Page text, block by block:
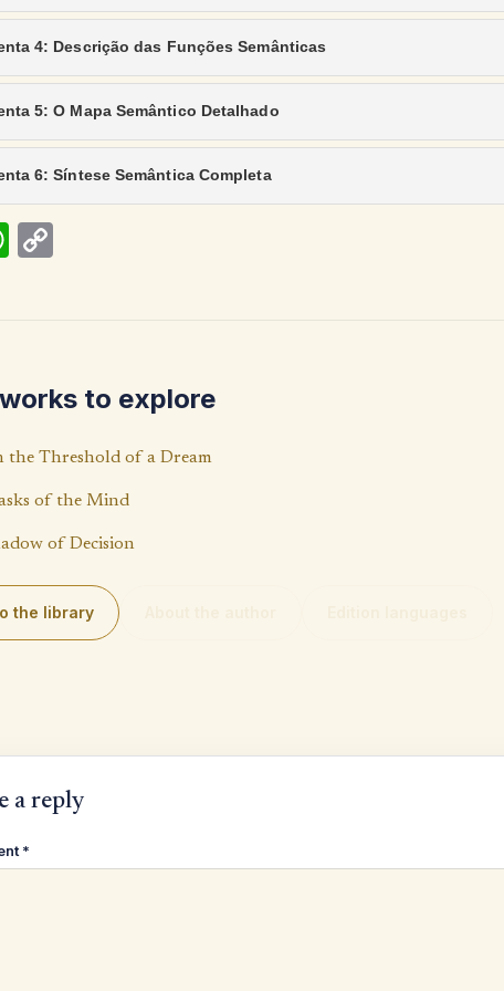
4: Descrição das Funções Semânticas
5: O Mapa Semântico Detalhado
6: Síntese Semântica Completa
W
p
p
Li
n
k
to explore
the Threshold of a Dream
of the Mind
of Decision
the library
a reply
*